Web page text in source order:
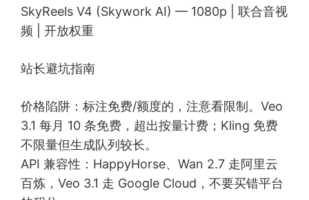
SkyReels V4 (Skywork AI) — 1080p | 联合音视
频 | 开放权重
站长避坑指南
价格陷阱：标注免费/额度的，注意看限制。Veo
3.1 每月 10 条免费，超出按量计费；Kling 免费
不限量但生成队列较长。
API 兼容性：HappyHorse、Wan 2.7 走阿里云
百炼，Veo 3.1 走 Google Cloud，不要买错平台